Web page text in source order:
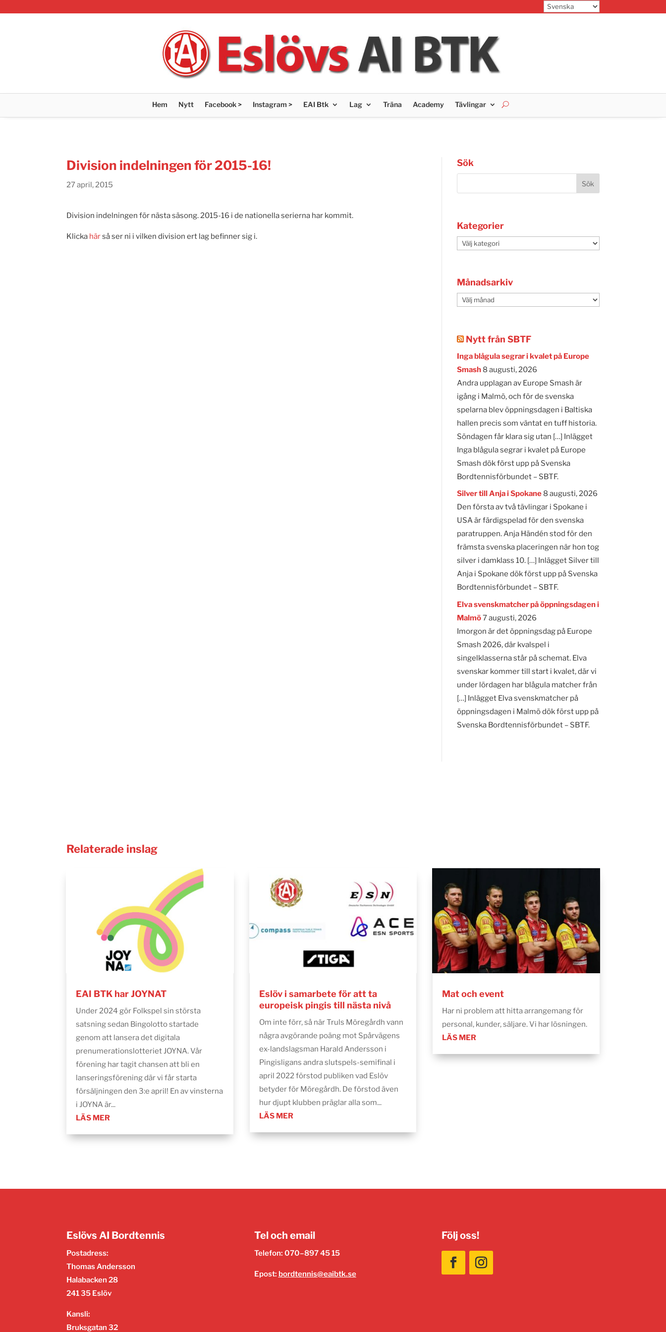
Hem Nytt Facebook > Instagram > EAI Btk Lag Träna Academy Tävlingar
Division indelningen för 2015-16!
27 april, 2015
Division indelningen för nästa säsong. 2015-16 i de nationella serierna har kommit.
Klicka härså ser ni i vilken division ert lag befinner sig i.
Sök
Kategorier
Kategorier
Månadsarkiv
Månadsarkiv
Nytt från SBTF
Inga blågula segrar i kvalet på Europe
Smash 8 augusti, 2026
Andra upplagan av Europe Smash är
igång i Malmö, och för de svenska
spelarna blev öppningsdagen i Baltiska
hallen precis som väntat en tuff historia.
Söndagen får klara sig utan […] Inlägget
Inga blågula segrar i kvalet på Europe
Smash dök först upp på Svenska
Bordtennisförbundet – SBTF.
Silver till Anja i Spokane 8 augusti, 2026
Den första av två tävlingar i Spokane i
USA är färdigspelad för den svenska
paratruppen. Anja Händén stod för den
främsta svenska placeringen när hon tog
silver i damklass 10. […] Inlägget Silver till
Anja i Spokane dök först upp på Svenska
Bordtennisförbundet – SBTF.
Elva svenskmatcher på öppningsdagen i
Malmö7 augusti, 2026
Imorgon är det öppningsdag på Europe
Smash 2026, där kvalspel i
singelklasserna står på schemat. Elva
svenskar kommer till start i kvalet, där vi
under lördagen har blågula matcher från
[…] Inlägget Elva svenskmatcher på
öppningsdagen i Malmö dök först upp på
Svenska Bordtennisförbundet – SBTF.
Relaterade inslag
EAI BTK har JOYNAT
Under 2024 gör Folkspel sin största
satsning sedan Bingolotto startade
genom att lansera det digitala
prenumerationslotteriet JOYNA. Vår
förening har tagit chansen att bli en
lanseringsförening där vi får starta
försäljningen den 3:e april! En av vinsterna
i JOYNA är...
LÄS MER
Eslöv i samarbete för att ta
europeisk pingis till nästa nivå
Om inte förr, så när Truls Möregårdh vann
några avgörande poäng mot Spårvägens
ex-landslagsman Harald Andersson i
Pingisligans andra slutspels-semifinal i
april 2022 förstod publiken vad Eslöv
betyder för Möregårdh. De förstod även
hur djupt klubben präglar alla som...
LÄS MER
Mat och event
Har ni problem att hitta arrangemang för
personal, kunder, säljare. Vi har lösningen.
LÄS MER
Eslövs AI Bordtennis
Postadress:
Thomas Andersson
Halabacken 28
241 35 Eslöv
Kansli:
Bruksgatan 32
Tel och email
Telefon: 070–897 45 15
Epost: bordtennis@eaibtk.se
Följ oss!